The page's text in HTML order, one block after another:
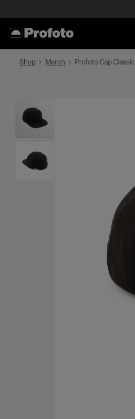
Shop Merch Profoto Cap Classic